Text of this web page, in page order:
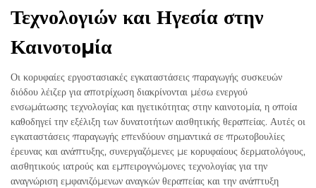
Τεχνολογιών και Ηγεσία στην
Καινοτομία
Οι κορυφαίες εργοστασιακές εγκαταστάσεις παραγωγής συσκευών
διόδου λέιζερ για αποτρίχωση διακρίνονται μέσω ενεργού
ενσωμάτωσης τεχνολογίας και ηγετικότητας στην καινοτομία, η οποία
καθοδηγεί την εξέλιξη των δυνατοτήτων αισθητικής θεραπείας. Αυτές οι
εγκαταστάσεις παραγωγής επενδύουν σημαντικά σε πρωτοβουλίες
έρευνας και ανάπτυξης, συνεργαζόμενες με κορυφαίους δερματολόγους,
αισθητικούς ιατρούς και εμπειρογνώμονες τεχνολογίας για την
αναγνώριση εμφανιζόμενων αναγκών θεραπείας και την ανάπτυξη